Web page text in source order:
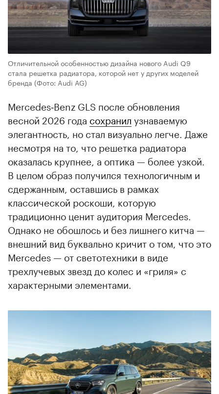
Отличительной особенностью дизайна нового Audi Q9
стала решетка радиатора, которой нет у других моделей
бренда (Фото: Audi AG)
Mercedes‑Benz GLS после обновления
весной 2026 года сохранил узнаваемую
элегантность, но стал визуально легче. Даже
несмотря на то, что решетка радиатора
оказалась крупнее, а оптика — более узкой.
В целом образ получился технологичным и
сдержанным, оставшись в рамках
классической роскоши, которую
традиционно ценит аудитория Mercedes.
Однако не обошлось и без лишнего китча —
внешний вид буквально кричит о том, что это
Mercedes — от светотехники в виде
трехлучевых звезд до колес и «гриля» с
характерными элементами.